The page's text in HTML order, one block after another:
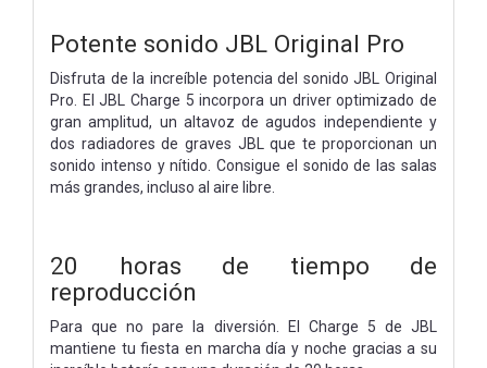
Potente sonido JBL Original Pro
Disfruta de la increíble potencia del sonido JBL Original
Pro. El JBL Charge 5 incorpora un driver optimizado de
gran amplitud, un altavoz de agudos independiente y
dos radiadores de graves JBL que te proporcionan un
sonido intenso y nítido. Consigue el sonido de las salas
más grandes, incluso al aire libre.
20 horas de tiempo de
reproducción
Para que no pare la diversión. El Charge 5 de JBL
mantiene tu fiesta en marcha día y noche gracias a su